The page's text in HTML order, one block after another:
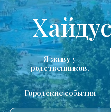
Я живу у
родственников.
Городские события